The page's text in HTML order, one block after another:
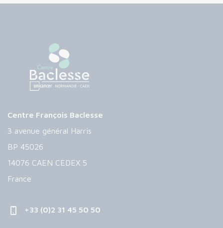
Centre François Baclesse
3 avenue général Harris
BP 45026
14076 CAEN CEDEX 5
France
+33 (0)2 31 45 50 50